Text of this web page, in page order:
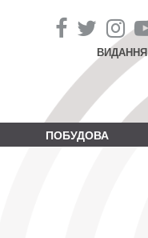
ВИДАННЯ
ПОБУДОВА